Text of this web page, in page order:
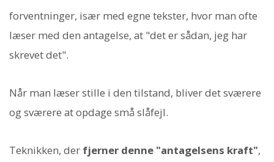
forventninger, især med egne tekster, hvor man ofte
læser med den antagelse, at "det er sådan, jeg har
skrevet det".
Når man læser stille i den tilstand, bliver det sværere
og sværere at opdage små slåfejl.
Teknikken, der fjerner denne "antagelsens kraft",